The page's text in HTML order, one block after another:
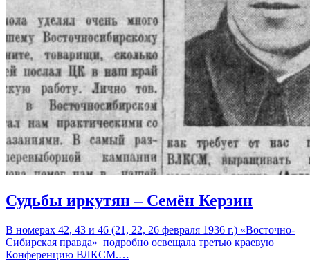
Судьбы иркутян – Семён Керзин
В номерах 42, 43 и 46 (21, 22, 26 февраля 1936 г.) «Восточно-
Сибирская правда» подробно освещала третью краевую
Конференцию ВЛКСМ.…